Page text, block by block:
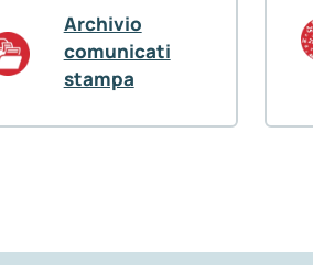
Archivio
comunicati
stampa